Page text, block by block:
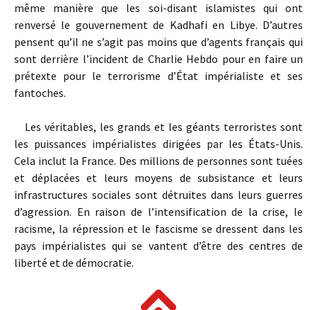
même manière que les soi-disant islamistes qui ont
renversé le gouvernement de Kadhafi en Libye. D’autres
pensent qu’il ne s’agit pas moins que d’agents français qui
sont derrière l’incident de Charlie Hebdo pour en faire un
prétexte pour le terrorisme d’État impérialiste et ses
fantoches.
Les véritables, les grands et les géants terroristes sont
les puissances impérialistes dirigées par les États-Unis.
Cela inclut la France. Des millions de personnes sont tuées
et déplacées et leurs moyens de subsistance et leurs
infrastructures sociales sont détruites dans leurs guerres
d’agression. En raison de l’intensification de la crise, le
racisme, la répression et le fascisme se dressent dans les
pays impérialistes qui se vantent d’être des centres de
liberté et de démocratie.